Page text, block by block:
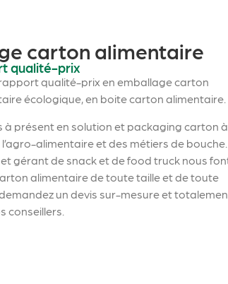
carton alimentaire
qualité-prix
qualité-prix en emballage carton
écologique, en boite carton alimentaire.
à présent en solution et packaging carton à
alimentaire et des métiers de bouche.
gérant de snack et de food truck nous
alimentaire de toute taille et de toute
un devis sur-mesure et
conseillers.